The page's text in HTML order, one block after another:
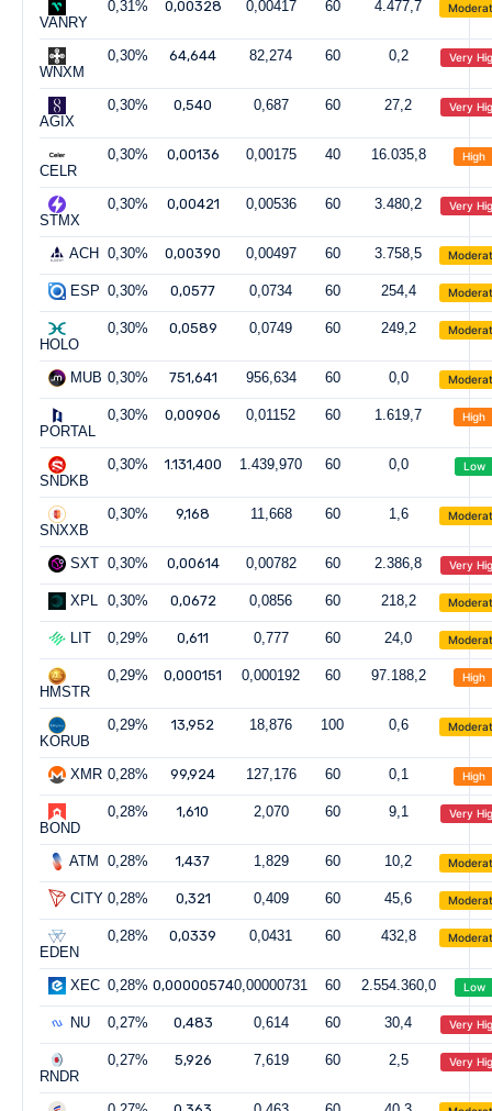
VANRY
0,31% 0,00328 0,00417 60 4.477,7
WNXM
0,30% 64,644 82,274 60 0,2 Very
AGIX
0,30% 0,540 0,687 60 27,2 Very
CELR
0,30% 0,00136 0,00175 40 16.035,8 High
STMX
0,30% 0,00421 0,00536 60 3.480,2 Very
ACH 0,30% 0,00390 0,00497 60 3.758,5
ESP 0,30% 0,0577 0,0734 60 254,4
HOLO
0,30% 0,0589 0,0749 60 249,2
MUB 0,30% 751,641 956,634 60 0,0
PORTAL
0,30% 0,00906 0,01152 60 1.619,7 High
SNDKB
0,30% 1.131,400 1.439,970 60 0,0 Low
SNXXB
0,30% 9,168 11,668 60 1,6
SXT 0,30% 0,00614 0,00782 60 2.386,8 Very
XPL 0,30% 0,0672 0,0856 60 218,2
LIT 0,29% 0,611 0,777 60 24,0
HMSTR
0,29% 0,000151 0,000192 60 97.188,2 High
KORUB
0,29% 13,952 18,876 100 0,6
XMR 0,28% 99,924 127,176 60 0,1 High
BOND
0,28% 1,610 2,070 60 9,1 Very
ATM 0,28% 1,437 1,829 60 10,2
CITY 0,28% 0,321 0,409 60 45,6
EDEN
0,28% 0,0339 0,0431 60 432,8
XEC 0,28% 0,000005740,00000731 60 2.554.360,0 Low
NU 0,27% 0,483 0,614 60 30,4 Very
RNDR
0,27% 5,926 7,619 60 2,5 Very